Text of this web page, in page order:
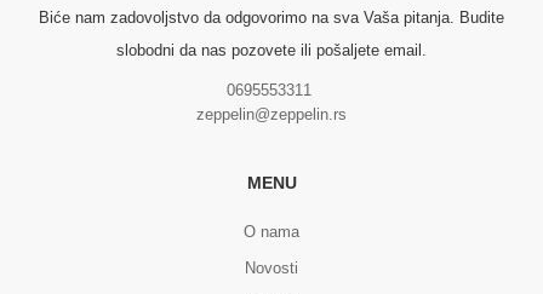
Biće nam zadovoljstvo da odgovorimo na sva Vaša pitanja. Budite
slobodni da nas pozovete ili pošaljete email.
0695553311
zeppelin@zeppelin.rs
MENU
O nama
Novosti